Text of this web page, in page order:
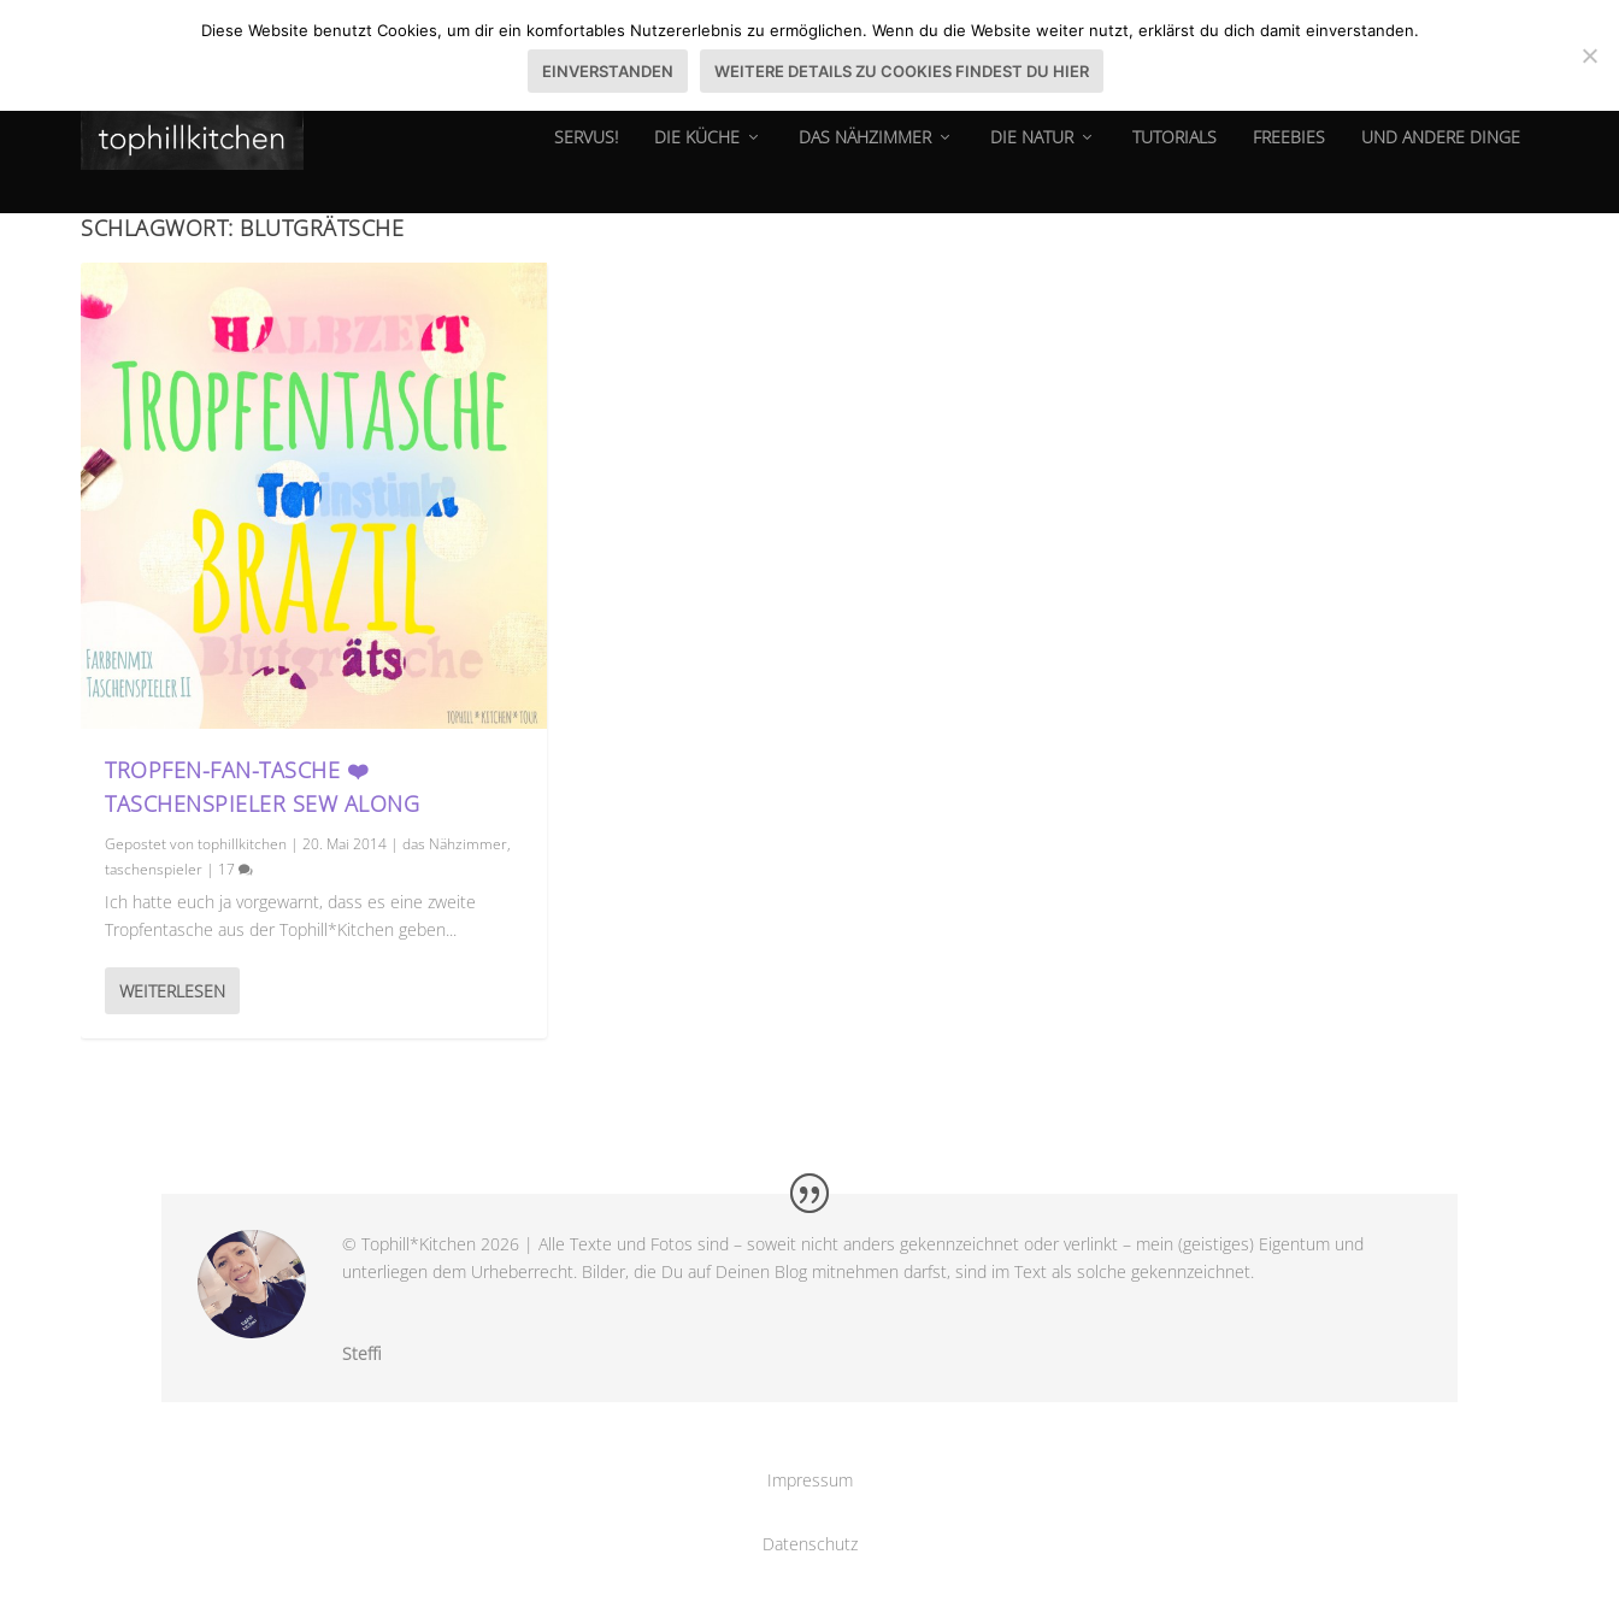
SERVUS! DIE KÜCHE DAS NÄHZIMMER DIE NATUR TUTORIALS FREEBIES UND ANDERE DINGE
SCHLAGWORT: BLUTGRÄTSCHE
TROPFEN-FAN-TASCHE ❤️
TASCHENSPIELER SEW ALONG
Gepostet vontophillkitchen |20. Mai 2014 |das Nähzimmer,
taschenspieler | 17
Ich hatte euch ja vorgewarnt, dass es eine zweite
Tropfentasche aus der Tophill*Kitchen geben...
WEITERLESEN
© Tophill*Kitchen 2026 | Alle Texte und Fotos sind – soweit nicht anders gekennzeichnet oder verlinkt – mein (geistiges) Eigentum und
unterliegen dem Urheberrecht. Bilder, die Du auf Deinen Blog mitnehmen darfst, sind im Text als solche gekennzeichnet.
Steffi
Impressum
Datenschutz
Diese Website benutzt Cookies, um dir ein komfortables Nutzererlebnis zu ermöglichen. Wenn du die Website weiter nutzt, erklärst du dich damit einverstanden.
EINVERSTANDEN WEITERE DETAILS ZU COOKIES FINDEST DU HIER